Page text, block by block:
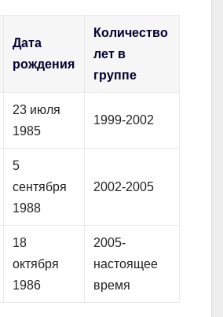
Дата
рождения
Количество
лет в
группе
23 июля
1985
1999-2002
5
сентября
1988
2002-2005
18
октября
1986
2005-
настоящее
время